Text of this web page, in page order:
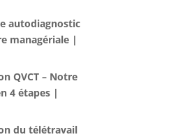
autodiagnostic
managériale |
QVCT – Notre
4 étapes |
du télétravail